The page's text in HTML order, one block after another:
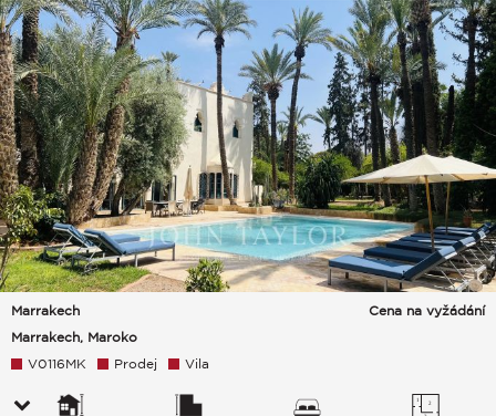
Marrakech
Marrakech, Maroko
Cena na vyžádání
V0116MK Prodej Vila